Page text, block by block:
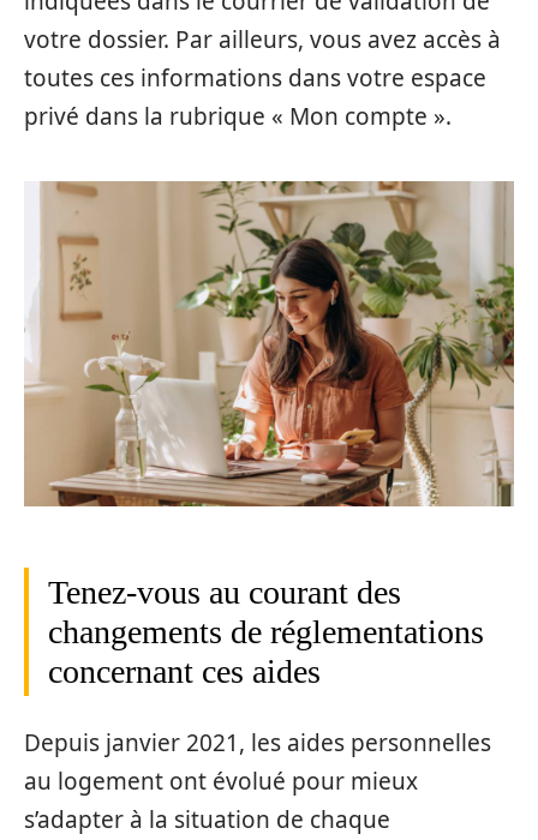
votre dossier. Par ailleurs, vous avez accès à
toutes ces informations dans votre espace
privé dans la rubrique « Mon compte ».
Tenez-vous au courant des
changements de réglementations
concernant ces aides
Depuis janvier 2021, les aides personnelles
au logement ont évolué pour mieux
s’adapter à la situation de chaque